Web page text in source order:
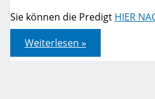
Sie können die Predigt HIER
2.
Mose
33,17b-
Weiterlesen »